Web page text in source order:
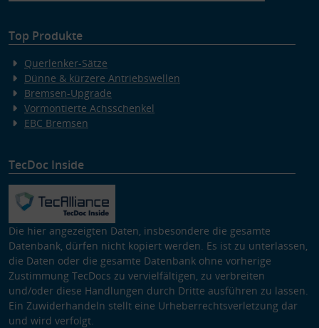
Top Produkte
Querlenker-Sätze
Dünne & kürzere Antriebswellen
Bremsen-Upgrade
Vormontierte Achsschenkel
EBC Bremsen
TecDoc Inside
Die hier angezeigten Daten, insbesondere die gesamte
Datenbank, dürfen nicht kopiert werden. Es ist zu unterlassen,
die Daten oder die gesamte Datenbank ohne vorherige
Zustimmung TecDocs zu vervielfältigen, zu verbreiten
und/oder diese Handlungen durch Dritte ausführen zu lassen.
Ein Zuwiderhandeln stellt eine Urheberrechtsverletzung dar
und wird verfolgt.